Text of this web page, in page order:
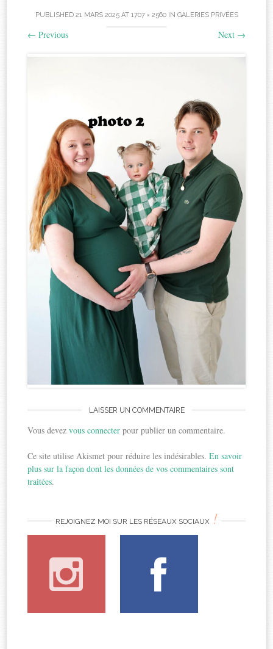
PUBLISHED 21 MARS 2025AT 1707 × 2560IN GALERIES PRIVÉES
← Previous Next →
LAISSER UN COMMENTAIRE
Vous devezvous connecter pour publier un commentaire.
Ce site utilise Akismet pour réduire les indésirables.En savoir
plus sur la façon dont les données de vos commentaires sont
traitées.
REJOIGNEZ MOI SUR LES RÉSEAUX SOCIAUX !